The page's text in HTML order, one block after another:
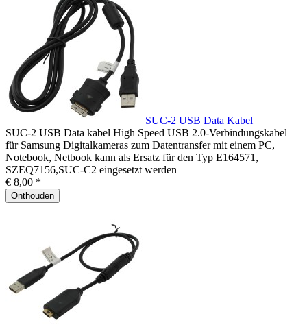
SUC-2 USB Data Kabel
SUC-2 USB Data kabel High Speed USB 2.0-Verbindungskabel
für Samsung Digitalkameras zum Datentransfer mit einem PC,
Notebook, Netbook kann als Ersatz für den Typ E164571,
SZEQ7156,SUC-C2 eingesetzt werden
€ 8,00 *
Onthouden